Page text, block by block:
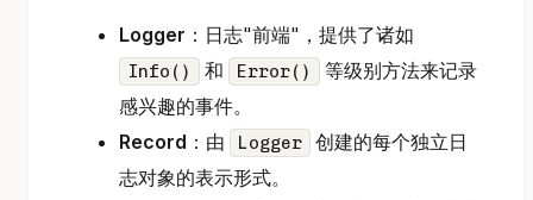
Logger ：日志"前端"，提供了诸如
Info() 和 Error()
等级别方法来记录
感兴趣的事件。
Record ：由 Logger
创建的每个独立日
志对象的表示形式。